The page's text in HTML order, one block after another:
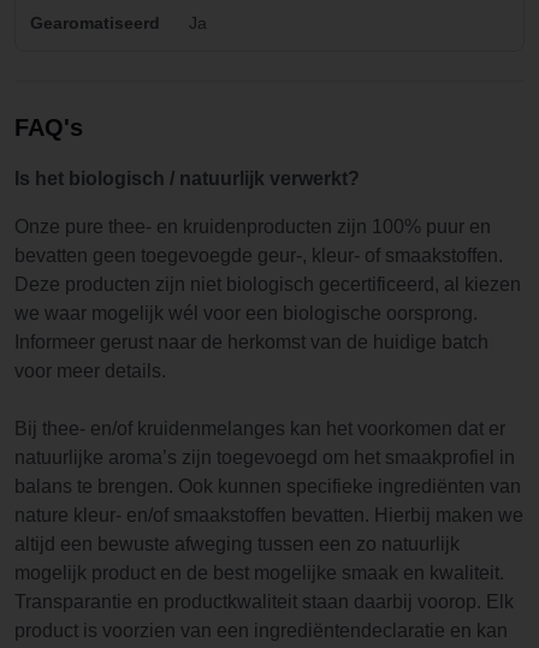
Gearomatiseerd Ja
FAQ's
Is het biologisch / natuurlijk verwerkt?
Onze pure thee- en kruidenproducten zijn 100% puur en
bevatten geen toegevoegde geur-, kleur- of smaakstoffen.
Deze producten zijn niet biologisch gecertificeerd, al kiezen
we waar mogelijk wél voor een biologische oorsprong.
Informeer gerust naar de herkomst van de huidige batch
voor meer details.
Bij thee- en/of kruidenmelanges kan het voorkomen dat er
natuurlijke aroma’s zijn toegevoegd om het smaakprofiel in
balans te brengen. Ook kunnen specifieke ingrediënten van
nature kleur- en/of smaakstoffen bevatten. Hierbij maken we
altijd een bewuste afweging tussen een zo natuurlijk
mogelijk product en de best mogelijke smaak en kwaliteit.
Transparantie en productkwaliteit staan daarbij voorop. Elk
product is voorzien van een ingrediëntendeclaratie en kan